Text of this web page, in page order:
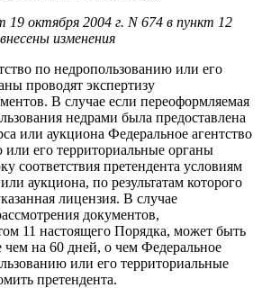
октября 2004 г. N 674 в пункт 12
изменения
по недропользованию или его
проводят экспертизу
В случае если переоформляемая
недрами была предоставлена
или аукциона Федеральное агентство
его территориальные органы
соответствия претендента условиям
аукциона, по результатам которого
лицензия. В случае
документов,
11 настоящего Порядка, может быть
чем на 60 дней, о чем Федеральное
или его территориальные
претендента.